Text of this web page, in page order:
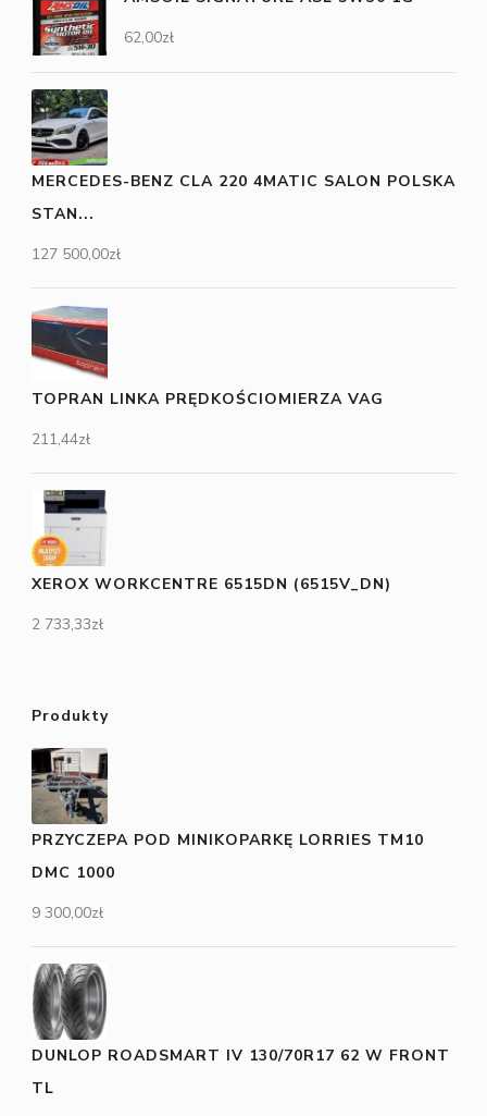
62,00zł
MERCEDES-BENZ CLA 220 4MATIC SALON POLSKA
STAN...
127 500,00zł
TOPRAN LINKA PRĘDKOŚCIOMIERZA VAG
211,44zł
XEROX WORKCENTRE 6515DN (6515V_DN)
2 733,33zł
Produkty
PRZYCZEPA POD MINIKOPARKĘ LORRIES TM10
DMC 1000
9 300,00zł
DUNLOP ROADSMART IV 130/70R17 62 W FRONT
TL